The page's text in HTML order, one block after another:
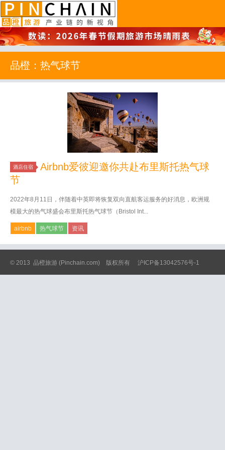
品橙旅游
品橙：热气球节
酒店住宿
Airbnb爱彼迎邀你共赴布里斯托热气球
节
2022年8月11日，伴随着中英即将恢复双向直航客运服务的好消息，欧洲规
模最大的热气球盛会布里斯托热气球节（Bristol Int...
airbnb 热气球节 资讯
© 2013 品橙旅游 (Pinchain.com) 版权所有 沪ICP备13042576号-1